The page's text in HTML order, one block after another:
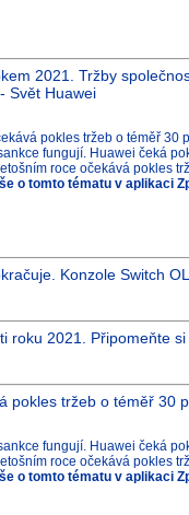
2021. Tržby
Svět Huawei
pokles tržeb o téměř 30
fungují. Huawei čeká
roce očekává pokles
o tomto tématu v aplikaci
Konzole Switch
roku 2021. Připomeňte
pokles tržeb o téměř 30
fungují. Huawei čeká
roce očekává pokles
o tomto tématu v aplikaci